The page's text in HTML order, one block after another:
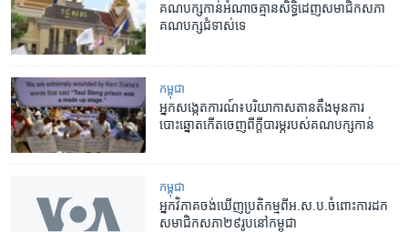
គណបក្ស​កាន់​អំណាច​គ្មាន​សិទ្ធិ​ដេញ​សមាជិក​សភា​
គណបក្ស​ជំទាស់​ទេ
កម្ពុជា
អ្នក​សង្កេត​ការណ៍៖​បរិយាកាស​តានតឹង​មុនការ​
បោះឆ្នោត​កើត​ចេញ​ពី​ក្តី​បារម្ភ​របស់​គណបក្ស​កាន់​
កម្ពុជា
អ្នកវិភាគ​ចង់ឃើញ​ប្រតិកម្ម​ពី​អ.ស.ប.​ចំពោះការ​ដក​
សមាជិក​សភា​២៩រូបនៅកម្ពុជា